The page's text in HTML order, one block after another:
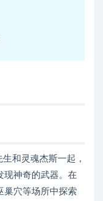
和灵魂杰斯一起，
现神奇的武器。在
巢穴等场所中探索